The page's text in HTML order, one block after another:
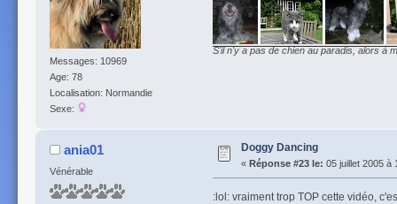
Messages: 10969
Age: 78
Localisation: Normandie
Sexe:
S'il n'y a pas de chien au paradis, alors à
ania01
Vénérable
Doggy Dancing
« Réponse #23 le: 05 juillet 2005 à
:lol: vraiment trop TOP cette vidéo,